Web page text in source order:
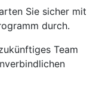
Sie sicher mit
durch.
Team